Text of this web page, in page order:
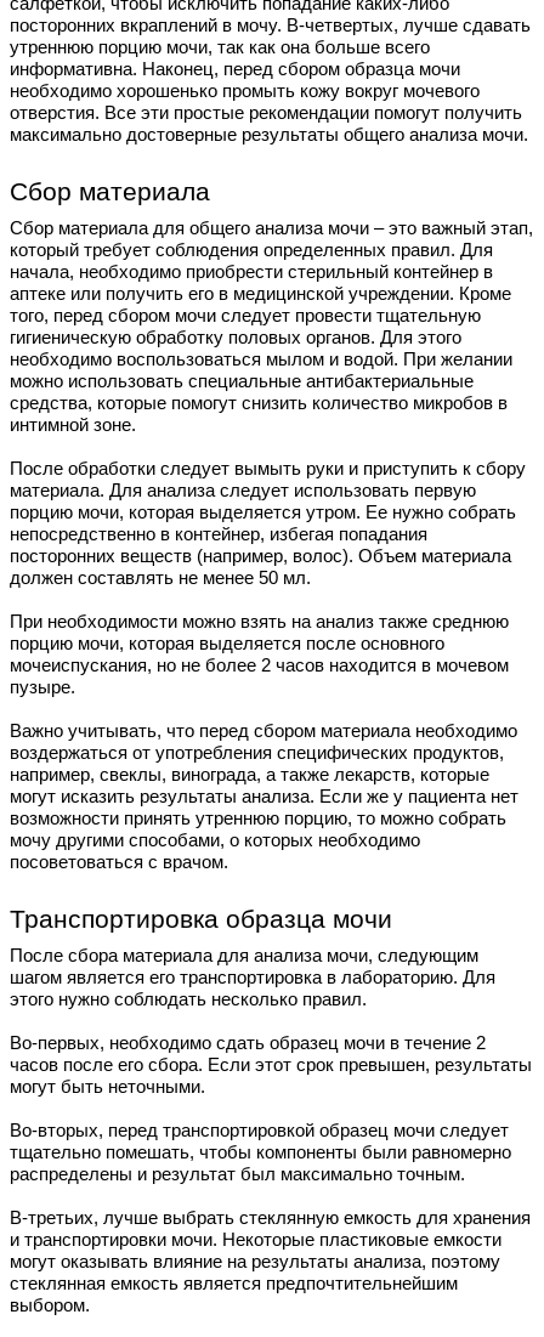
посторонних вкраплений в мочу. В-четвертых, лучше сдавать
утреннюю порцию мочи, так как она больше всего
информативна. Наконец, перед сбором образца мочи
необходимо хорошенько промыть кожу вокруг мочевого
отверстия. Все эти простые рекомендации помогут получить
максимально достоверные результаты общего анализа мочи.
Сбор материала
Сбор материала для общего анализа мочи – это важный этап,
который требует соблюдения определенных правил. Для
начала, необходимо приобрести стерильный контейнер в
аптеке или получить его в медицинской учреждении. Кроме
того, перед сбором мочи следует провести тщательную
гигиеническую обработку половых органов. Для этого
необходимо воспользоваться мылом и водой. При желании
можно использовать специальные антибактериальные
средства, которые помогут снизить количество микробов в
интимной зоне.
После обработки следует вымыть руки и приступить к сбору
материала. Для анализа следует использовать первую
порцию мочи, которая выделяется утром. Ее нужно собрать
непосредственно в контейнер, избегая попадания
посторонних веществ (например, волос). Объем материала
должен составлять не менее 50 мл.
При необходимости можно взять на анализ также среднюю
порцию мочи, которая выделяется после основного
мочеиспускания, но не более 2 часов находится в мочевом
пузыре.
Важно учитывать, что перед сбором материала необходимо
воздержаться от употребления специфических продуктов,
например, свеклы, винограда, а также лекарств, которые
могут исказить результаты анализа. Если же у пациента нет
возможности принять утреннюю порцию, то можно собрать
мочу другими способами, о которых необходимо
посоветоваться с врачом.
Транспортировка образца мочи
После сбора материала для анализа мочи, следующим
шагом является его транспортировка в лабораторию. Для
этого нужно соблюдать несколько правил.
Во-первых, необходимо сдать образец мочи в течение 2
часов после его сбора. Если этот срок превышен, результаты
могут быть неточными.
Во-вторых, перед транспортировкой образец мочи следует
тщательно помешать, чтобы компоненты были равномерно
распределены и результат был максимально точным.
В-третьих, лучше выбрать стеклянную емкость для хранения
и транспортировки мочи. Некоторые пластиковые емкости
могут оказывать влияние на результаты анализа, поэтому
стеклянная емкость является предпочтительнейшим
выбором.